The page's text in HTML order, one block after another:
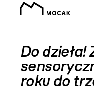
Do dzieła!
roku do